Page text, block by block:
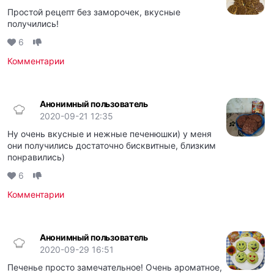
Простой рецепт без заморочек, вкусные
получились!
6
Комментарии
Анонимный пользователь
2020-09-21 12:35
Ну очень вкусные и нежные печенюшки) у меня
они получились достаточно бисквитные, близким
понравились)
6
Комментарии
Анонимный пользователь
2020-09-29 16:51
Печенье просто замечательное! Очень ароматное,